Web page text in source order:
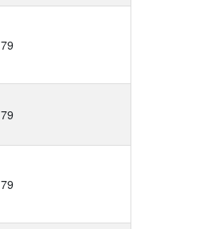
79
79
79